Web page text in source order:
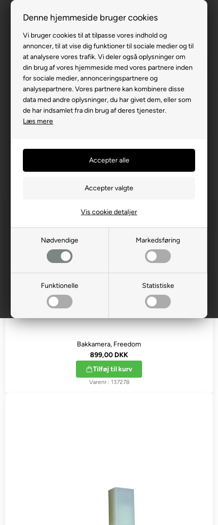
Denne hjemmeside bruger cookies
Vi bruger cookies til at tilpasse vores indhold og
annoncer, til at vise dig funktioner til sociale medier og til
at analysere vores trafik. Vi deler også oplysninger om
din brug af vores hjemmeside med vores partnere inden
for sociale medier, annonceringspartnere og
analysepartnere. Vores partnere kan kombinere disse
data med andre oplysninger, du har givet dem, eller som
de har indsamlet fra din brug af deres tjenester.
Læs mere
Nødvendige Markedsføring
Funktionelle Statistiske
Vis cookie detaljer
Service hos dig
3 års garanti
63 15 00 00
Forside » Reservedele Kabinescooter Freedom » El dele
Filtrer produkter
Bakkamera, Freedom
899,00 DKK
Tilføj til kurv
137278